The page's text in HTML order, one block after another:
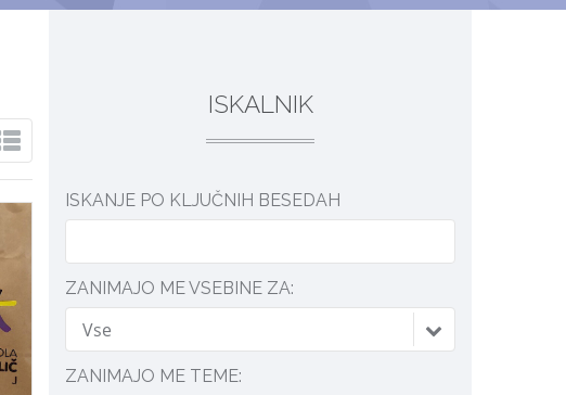
ISKALNIK
ISKANJE PO KLJUČNIH BESEDAH
ZANIMAJO ME VSEBINE ZA:
Vse
ZANIMAJO ME TEME: